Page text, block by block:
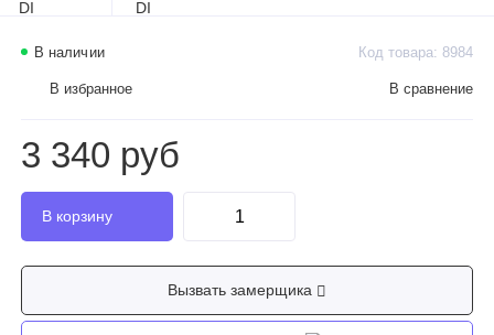
В наличии Код товара: 8984
В избранное В сравнение
3 340 руб
Вызвать замерщика